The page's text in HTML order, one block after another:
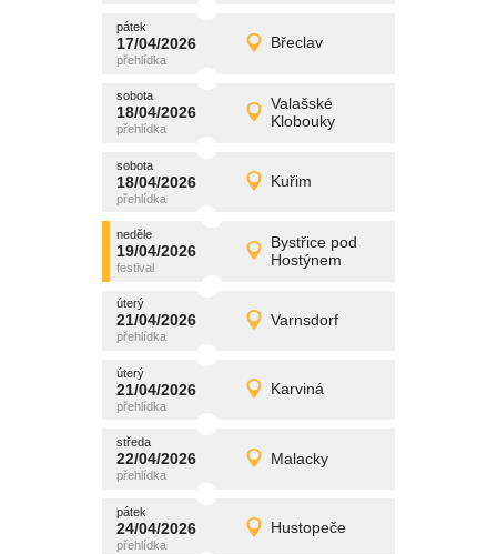
pátek
17/04/2026 Břeclav
pátek
17/04/2026 Detail
promítání
sobota
18/04/2026
Valašské
Klobouky
sobota
18/04/2026 Detail
promítání
sobota
18/04/2026 Kuřim
sobota
18/04/2026 Detail
promítání
neděle
19/04/2026
Bystřice pod
Hostýnem
neděle
19/04/2026 Detail
promítání
úterý
21/04/2026 Varnsdorf
úterý
21/04/2026 Detail
promítání
úterý
21/04/2026 Karviná
úterý
21/04/2026 Detail
promítání
středa
22/04/2026 Malacky
středa
22/04/2026 Detail
promítání
pátek
24/04/2026 Hustopeče
pátek
24/04/2026 Detail
promítání